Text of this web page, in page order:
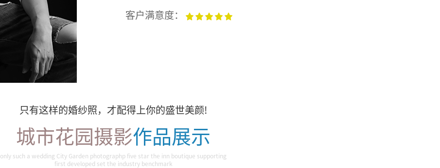
客户满意度：
只有这样的婚纱照，才配得上你的盛世美颜!
城市花园摄影作品展示
only such a wedding City Garden photographp five star the inn boutique supporting
first developed set the industry benchmark
琉纱 晨光温柔